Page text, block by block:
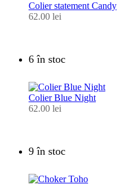
Colier statement Candy
62.00 lei
6 în stoc
Colier Blue Night
62.00 lei
9 în stoc